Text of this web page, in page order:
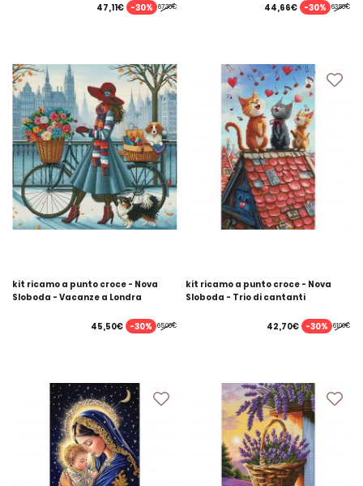
67,30€
47,11€ -30% 63,80€
44,66€ -30%
kit ricamo a punto croce - Nova
Sloboda - Vacanze a Londra
65,00€
45,50€ -30%
kit ricamo a punto croce - Nova
Sloboda - Trio di cantanti
61,00€
42,70€ -30%